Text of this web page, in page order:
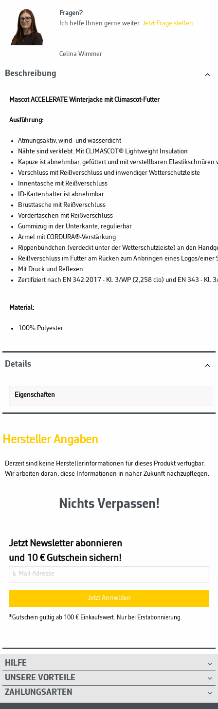
Fragen?
Ich helfe Ihnen gerne weiter. Jetzt Frage stellen
Celina Wimmer
Beschreibung
Mascot ACCELERATE Winterjacke mit Climascot-Futter
Ausführung:
Atmungsaktiv, wind- und wasserdicht
Nähte sind verklebt. Mit CLIMASCOT® Lightweight Insulation
Kapuze ist abnehmbar, gefüttert und mit verstellbaren Elastikschnüren
Verschluss mit Reißverschluss und inwendiger Wetterschutzleiste
Innentasche mit Reißverschluss
ID-Kartenhalter ist abnehmbar
Brusttasche mit Reißverschluss
Vordertaschen mit Reißverschluss
Gummizug in der Unterkante, regulierbar
Ärmel mit CORDURA®-Verstärkung
Rippenbündchen (verdeckt unter der Wetterschutzleiste) an den
Reißverschluss im Futter am Rücken zum Anbringen eines Logos/einer
Mit Druck und Reflexen
Zertifiziert nach EN 342:2017 - Kl. 3/WP (2,258 clo) und EN 343 - Kl.
Material:
100% Polyester
Details
Eigenschaften
Hersteller Angaben
Derzeit sind keine Herstellerinformationen für dieses Produkt verfügbar.
Wir arbeiten daran, diese Informationen in naher Zukunft nachzupflegen.
Nichts Verpassen!
Jetzt Newsletter abonnieren
und 10 € Gutschein sichern!
Jetzt Anmelden
*Gutschein gültig ab 100 € Einkaufswert. Nur bei Erstabonnierung.
HILFE
UNSERE VORTEILE
ZAHLUNGSARTEN